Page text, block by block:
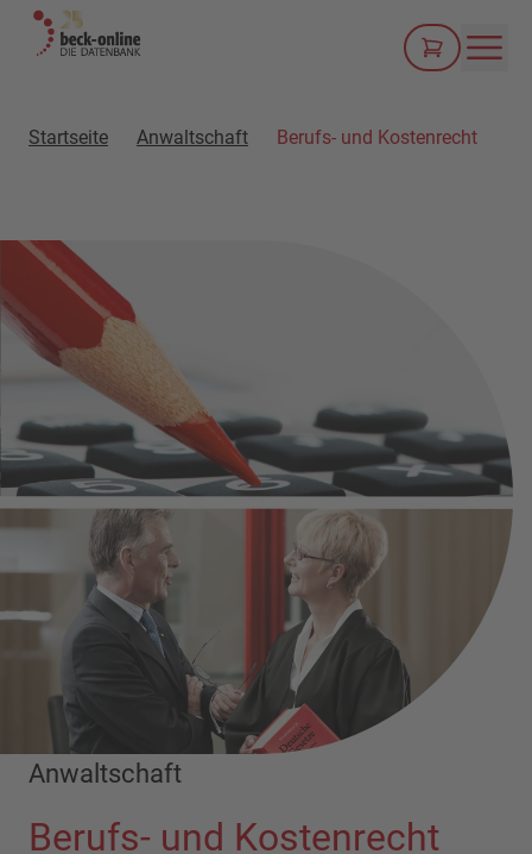
Startseite Anwaltschaft Berufs- und Kostenrecht
Anwaltschaft
Berufs- und Kostenrecht